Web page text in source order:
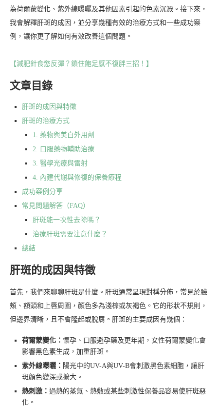
為荷爾蒙變化、紫外線曝曬及其他因素引起的色素沉澱。接下來，
我會解釋肝斑的成因，並分享幾種有效的治療方式和一些成功案
例，讓你更了解如何有效改善這個問題。
【減肥針食慾反彈？鎖住飽足感不復胖三招！】
文章目錄
肝斑的成因與特徵
肝斑的治療方式
1. 藥物與美白外用劑
2. 口服藥物輔助治療
3. 醫學光療與雷射
4. 內建代謝與修復的保養療程
成功案例分享
常見問題解答（FAQ）
肝斑能一次性去除嗎？
治療肝斑需要注意什麼？
總結
肝斑的成因與特徵
首先，我們來聊聊肝斑是什麼。肝斑通常呈現對稱分佈，常見於臉
頰、額頭和上唇周圍，顏色多為淺棕或灰褐色。它的形狀不規則，
但邊界清晰，且不會隆起或脫屑。肝斑的主要成因有幾個：
荷爾蒙變化： 懷孕、口服避孕藥及更年期，女性荷爾蒙變化會
影響黑色素生成，加重肝斑。
紫外線曝曬： 陽光中的UV-A與UV-B會刺激黑色素細胞，讓肝
斑顏色變深或擴大。
熱刺激： 過熱的蒸氣、熱敷或某些刺激性保養品容易使肝斑惡
化。